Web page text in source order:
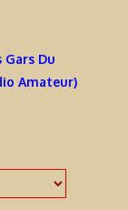
Du
Amateur)